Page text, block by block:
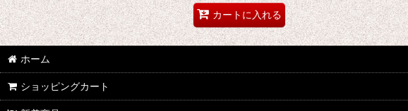
カートに入れる
ホーム
ショッピングカート